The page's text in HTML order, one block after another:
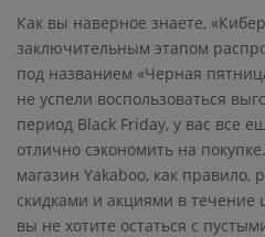
Как вы наверное знаете,
заключительным этапом
под названием «Черная
не успели воспользоваться
период Black Friday, у вас все
отлично сэкономить на
магазин Yakaboo, как правило,
скидками и акциями в течение
вы не хотите остаться с